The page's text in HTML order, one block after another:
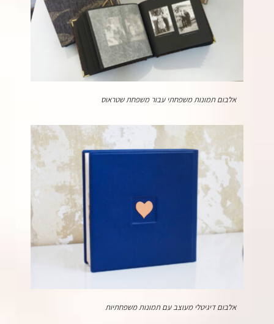
אלבום תמונות משפחתי עבור משפחת שטראוס
אלבום דיגיטלי מעוצב עם תמונות משפחתיות